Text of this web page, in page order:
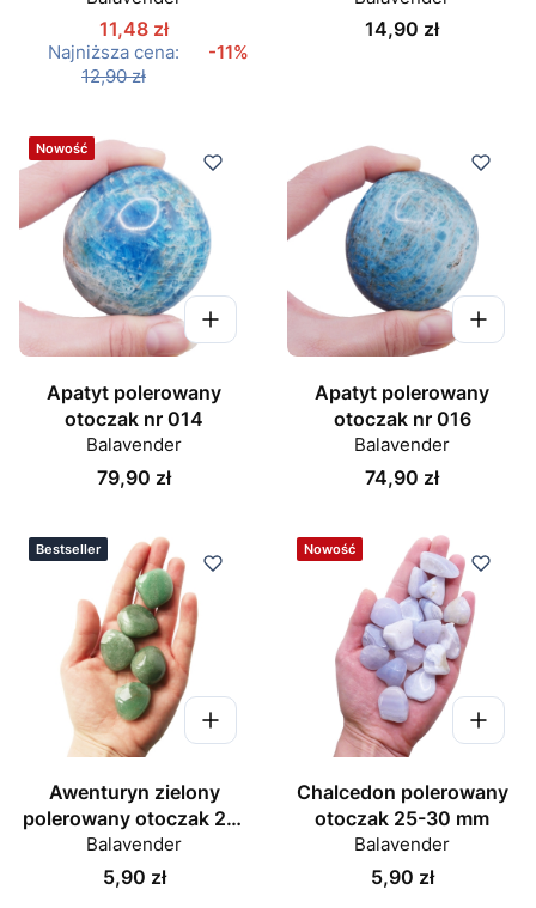
11,48 zł
Najniższa cena:
12,90 zł
-11%
Cena
14,90 zł
Nowość
Apatyt polerowany
otoczak nr 014
Balavender
Cena
79,90 zł
Apatyt polerowany
otoczak nr 016
Balavender
Cena
74,90 zł
Bestseller
Awenturyn zielony
polerowany otoczak 25-
30 mm
Balavender
Cena
5,90 zł
Nowość
Chalcedon polerowany
otoczak 25-30 mm
Balavender
Cena
5,90 zł